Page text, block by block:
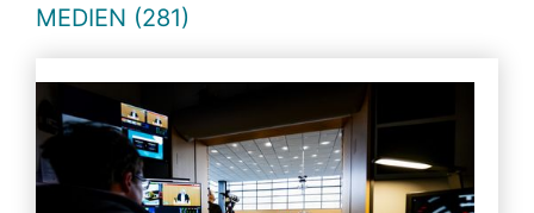
MEDIEN (281)